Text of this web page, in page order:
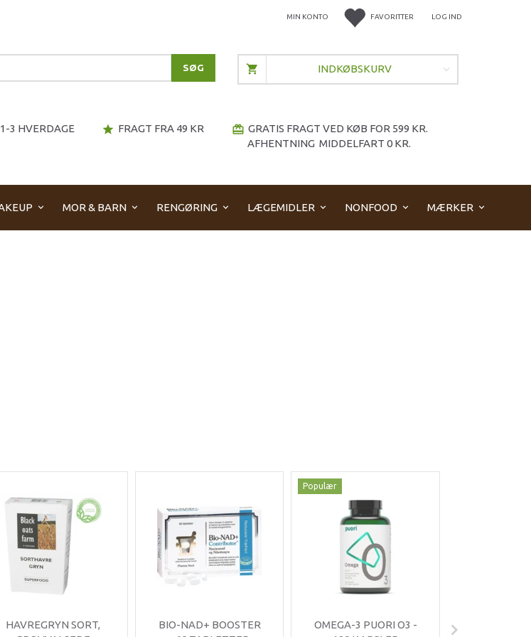
FAVORITTER LOG IND
MIN KONTO
SØG
3 HVERDAGE star FRAGT FRA 49 KR redeem GRATIS FRAGT VED KØB FOR 599 KR.
AFHENTNING MIDDELFART 0 KR.
INDKØBSKURV
MOR & BARN RENGØRING LÆGEMIDLER NONFOOD MÆRKER
HAVREGRYN SORT,
BIO-NAD+ BOOSTER
Populær
OMEGA-3 PUORI O3 -